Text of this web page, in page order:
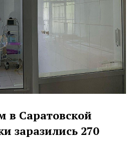
в Саратовской
заразились 270